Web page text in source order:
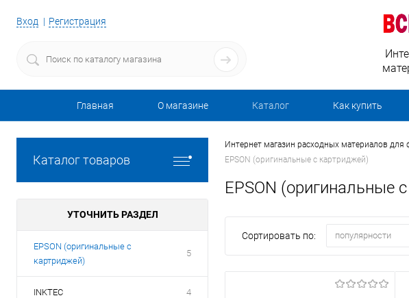
Вход Регистрация
Главная О магазине Каталог Как купить
Каталог товаров
УТОЧНИТЬ РАЗДЕЛ
EPSON (оригинальные с
картриджей)
5
INKTEC 4
Интернет магазин расходных материалов для
EPSON (оригинальные с картриджей)
EPSON (оригинальные
Сортировать по: популярности